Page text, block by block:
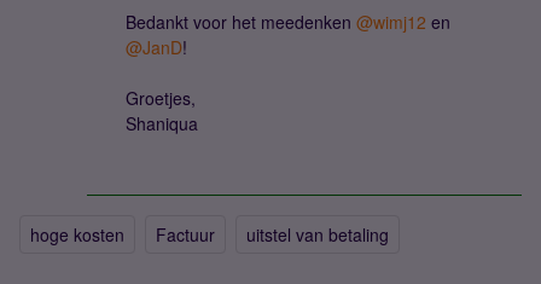
Bedankt voor het meedenken ​ @wimj12 en ​
@JanD!
Groetjes,
Shaniqua
hoge kosten Factuur uitstel van betaling